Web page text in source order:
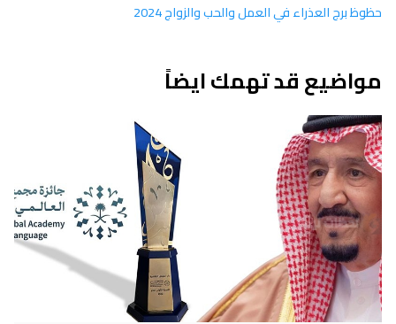
حظوظ برج العذراء في العمل والحب والزواج 2024
مواضيع قد تهمك ايضاً